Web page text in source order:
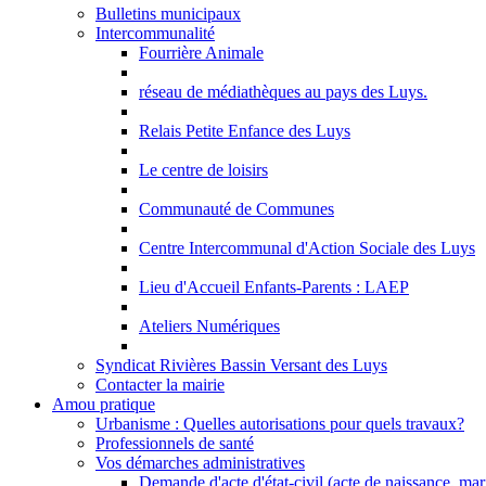
Bulletins municipaux
Intercommunalité
Fourrière Animale
réseau de médiathèques au pays des Luys.
Relais Petite Enfance des Luys
Le centre de loisirs
Communauté de Communes
Centre Intercommunal d'Action Sociale des Luys
Lieu d'Accueil Enfants-Parents : LAEP
Ateliers Numériques
Syndicat Rivières Bassin Versant des Luys
Contacter la mairie
Amou pratique
Urbanisme : Quelles autorisations pour quels travaux?
Professionnels de santé
Vos démarches administratives
Demande d'acte d'état-civil (acte de naissance,